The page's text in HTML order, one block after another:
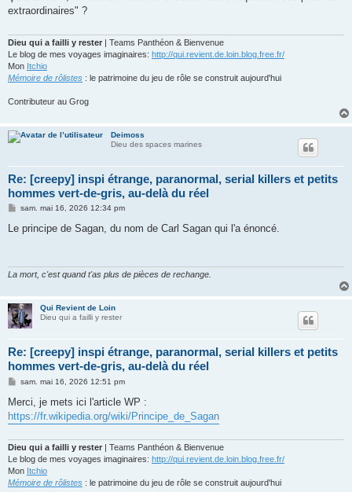
a
extraordinaires" ?
Dieu qui a failli y rester | Teams Panthéon & Bienvenue
Le blog de mes voyages imaginaires: http://qui.revient.de.loin.blog.free.fr/
Mon Itchio
Mémoire de rôlistes : le patrimoine du jeu de rôle se construit aujourd'hui
Contributeur au Grog
Deimoss
Dieu des spaces marines
Re: [creepy] inspi étrange, paranormal, serial killers et petits
hommes vert-de-gris, au-delà du réel
M
s
sam. mai 16, 2026 12:34 pm
Le principe de Sagan, du nom de Carl Sagan qui l'a énoncé.
La mort, c'est quand t'as plus de pièces de rechange.
Qui Revient de Loin
Dieu qui a failli y rester
Re: [creepy] inspi étrange, paranormal, serial killers et petits
hommes vert-de-gris, au-delà du réel
M
s
a
sam. mai 16, 2026 12:51 pm
Merci, je mets ici l'article WP :
https://fr.wikipedia.org/wiki/Principe_de_Sagan
Dieu qui a failli y rester
| Teams Panthéon & Bienvenue
Le blog de mes voyages imaginaires: http://qui.revient.de.loin.blog.free.fr/
Mon Itchio
Mémoire de rôlistes : le patrimoine du jeu de rôle se construit aujourd'hui